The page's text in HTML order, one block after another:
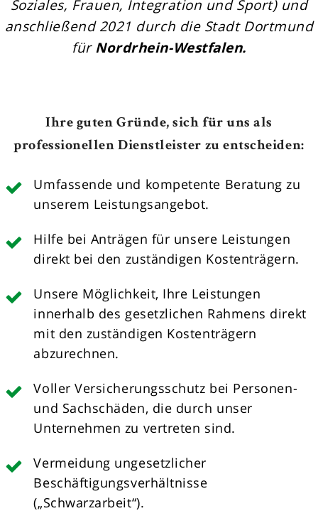
Soziales, Frauen, Integration und Sport) und
anschließend 2021 durch die Stadt Dortmund
fürNordrhein-Westfalen.
Ihre guten Gründe, sich für uns als
professionellen Dienstleister zu entscheiden:
Umfassende und kompetente Beratung zu
unserem Leistungsangebot.
Hilfe bei Anträgen für unsere Leistungen
direkt bei den zuständigen Kostenträgern.
Unsere Möglichkeit, Ihre Leistungen
innerhalb des gesetzlichen Rahmens direkt
mit den zuständigen Kostenträgern
abzurechnen.
Voller Versicherungsschutz bei Personen-
und Sachschäden, die durch unser
Unternehmen zu vertreten sind.
Vermeidung ungesetzlicher
Beschäftigungsverhältnisse
(„Schwarzarbeit“).